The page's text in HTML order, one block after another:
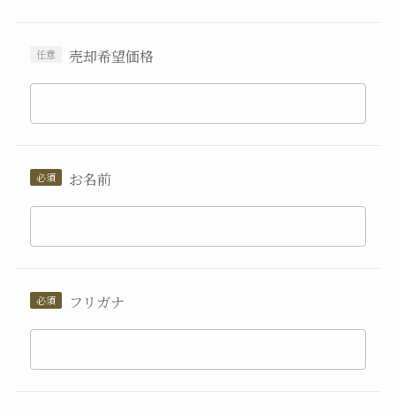
売却希望価格
お名前
フリガナ